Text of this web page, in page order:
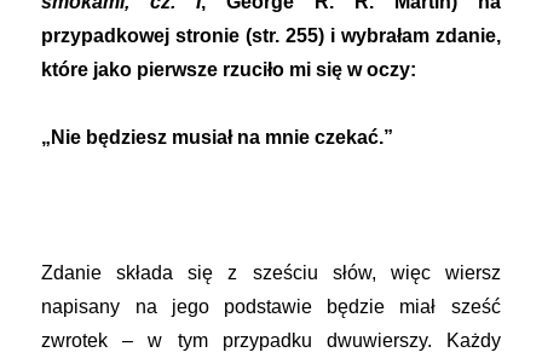
przypadkowej stronie (str. 255) i wybrałam zdanie,
które jako pierwsze rzuciło mi się w oczy:
„Nie będziesz musiał na mnie czekać.”
Zdanie składa się z sześciu słów, więc wiersz
napisany na jego podstawie będzie miał sześć
zwrotek – w tym przypadku dwuwierszy. Każdy